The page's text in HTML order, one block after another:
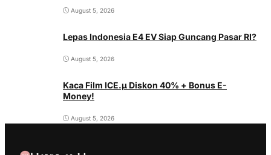
August 5, 2026
Lepas Indonesia E4 EV Siap Guncang Pasar RI?
August 5, 2026
Kaca Film ICE.µ Diskon 40% + Bonus E-
Money!
August 5, 2026